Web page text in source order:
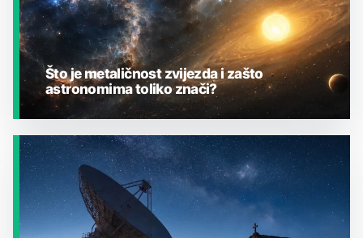
JESTE LI ZNALI?
Što je metaličnost zvijezda i zašto
astronomima toliko znači?